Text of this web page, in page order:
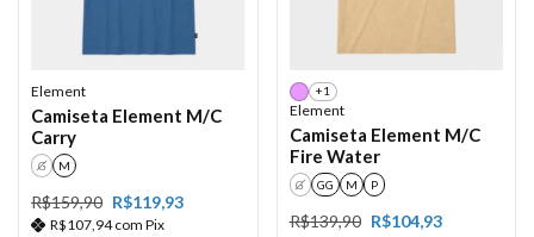
Element
Camiseta Element M/C
Carry
G M
R$159,90 R$119,93
R$107,94com Pix
+1
Element
Camiseta Element M/C
Fire Water
G GG M P
R$139,90 R$104,93